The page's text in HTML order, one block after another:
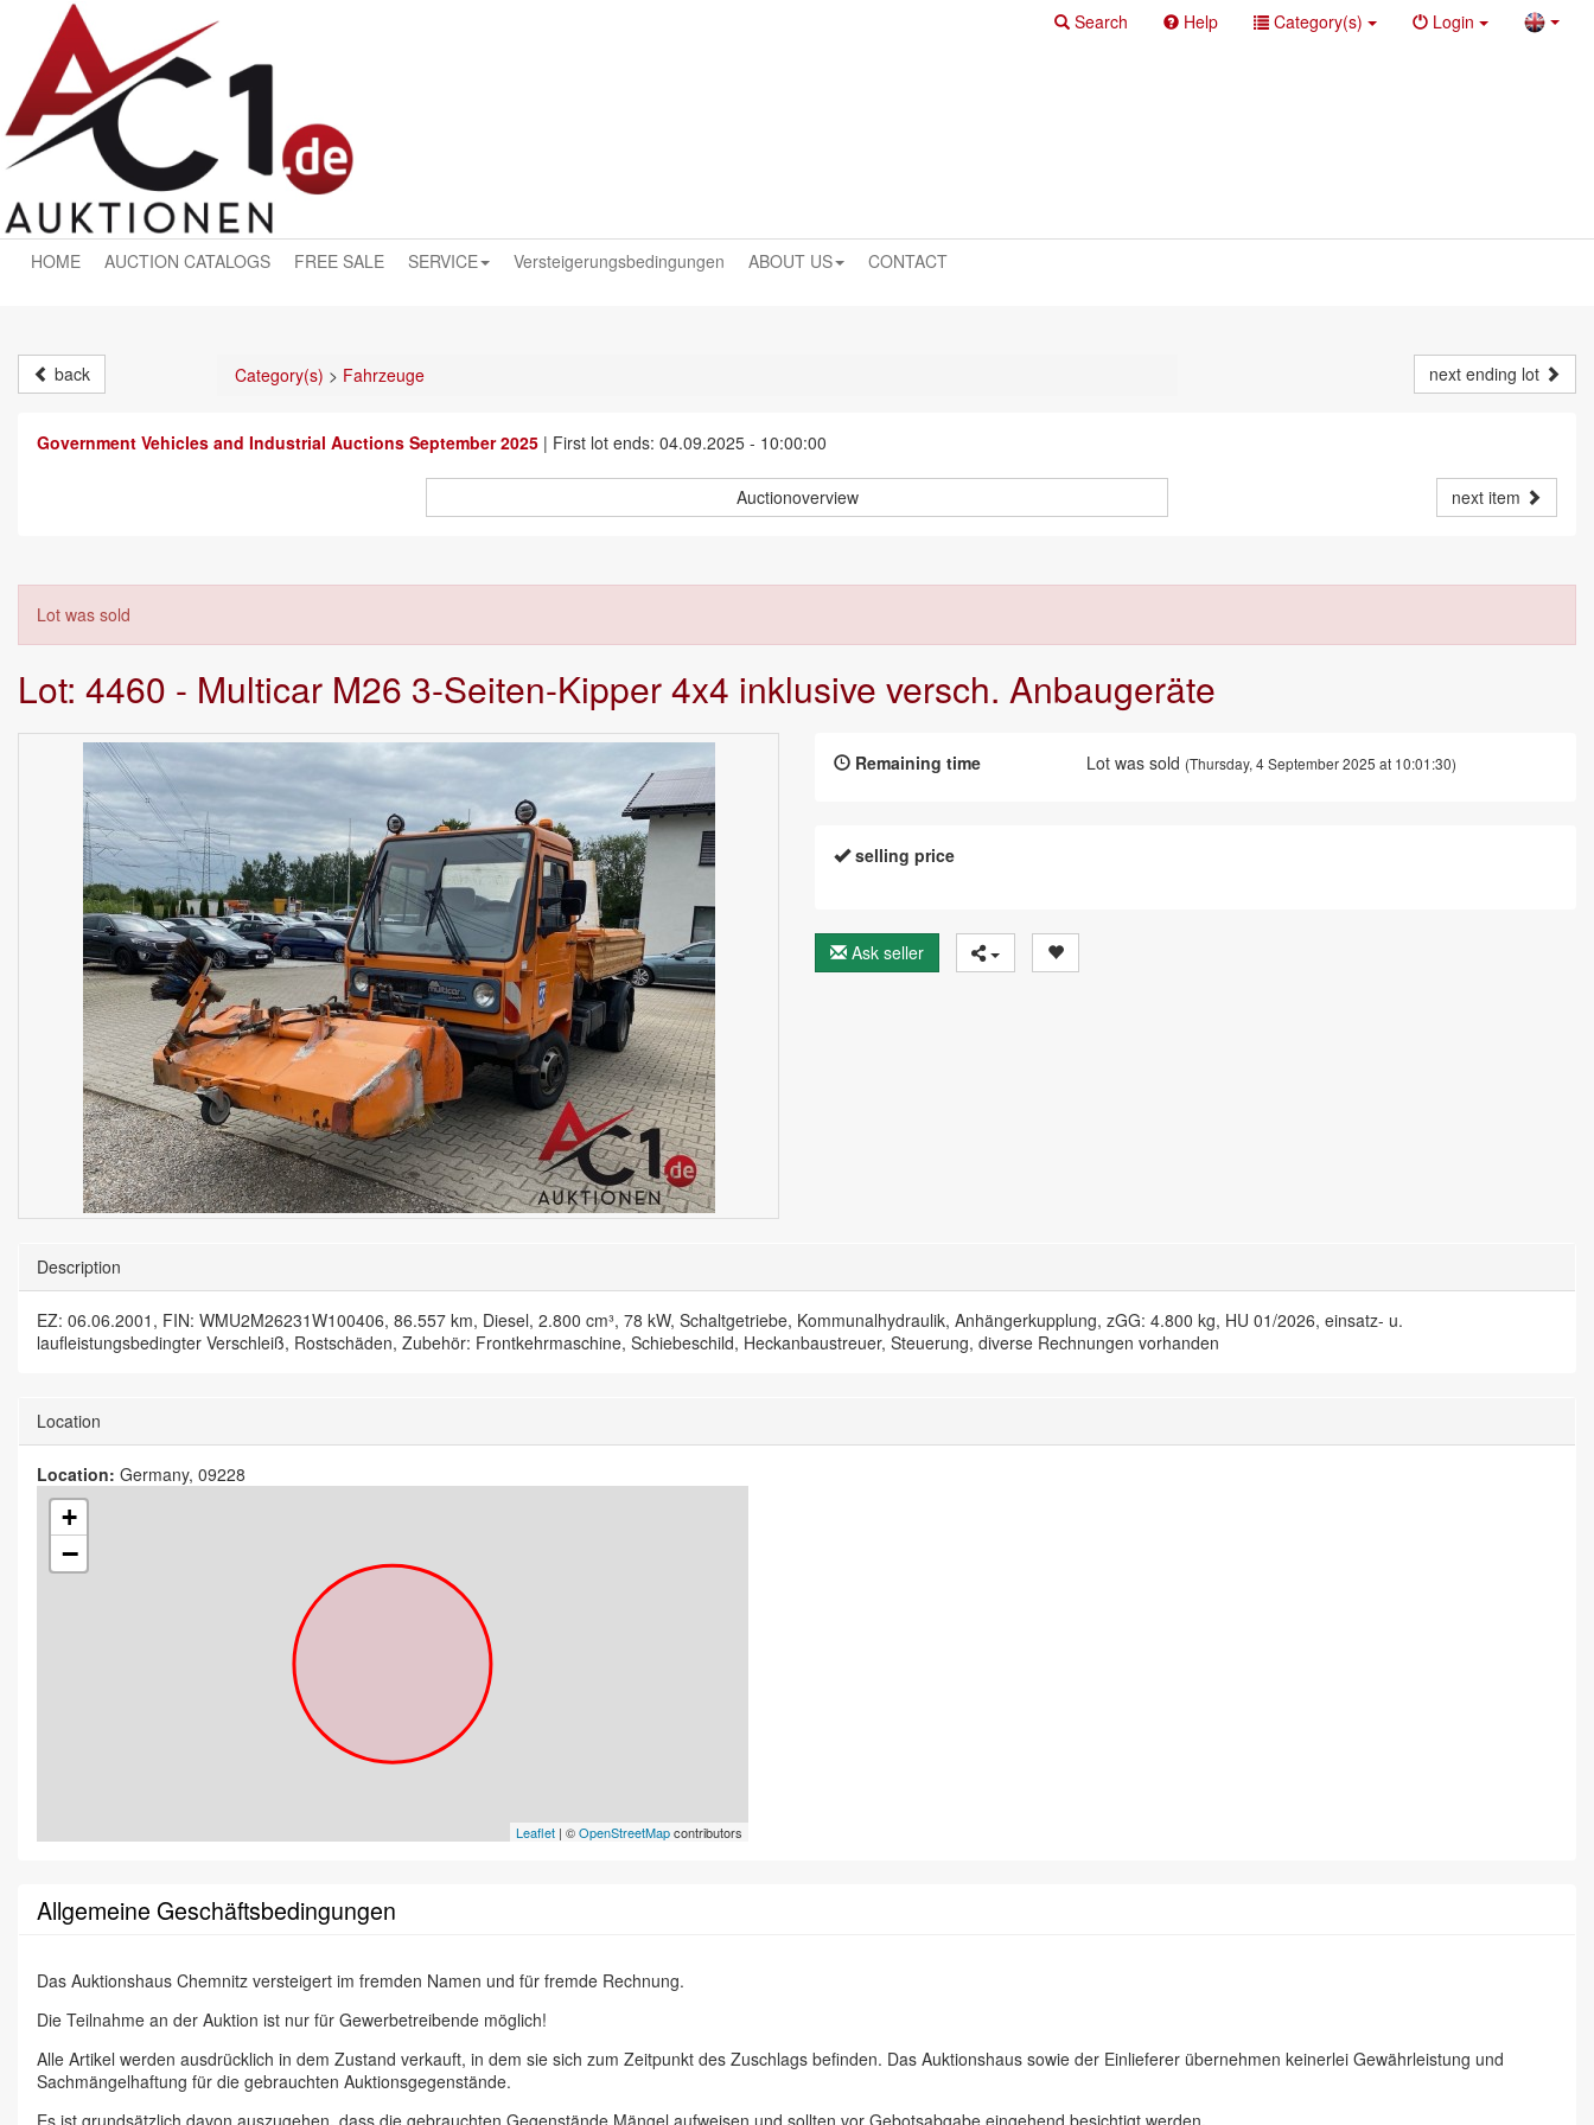
Search Help Category(s) Login
HOME AUCTION CATALOGS FREE SALE SERVICE Versteigerungsbedingungen ABOUT US CONTACT
back Category(s) > Fahrzeuge next ending lot
Government Vehicles and Industrial Auctions September 2025 | First lot ends: 04.09.2025 - 10:00:00
Auctionoverview next item
Lot was sold
Lot: 4460 - Multicar M26 3-Seiten-Kipper 4x4 inklusive versch. Anbaugeräte
Remaining time Lot was sold (Thursday, 4 September 2025 at 10:01:30)
selling price
Ask seller
Description
EZ: 06.06.2001, FIN: WMU2M26231W100406, 86.557 km, Diesel, 2.800 cm³, 78 kW, Schaltgetriebe, Kommunalhydraulik, Anhängerkupplung, zGG: 4.800 kg, HU 01/2026, einsatz- u.
laufleistungsbedingter Verschleiß, Rostschäden, Zubehör: Frontkehrmaschine, Schiebeschild, Heckanbaustreuer, Steuerung, diverse Rechnungen vorhanden
Location
Location: Germany, 09228
+
−
Leaflet | ©OpenStreetMapcontributors
Allgemeine Geschäftsbedingungen
Das Auktionshaus Chemnitz versteigert im fremden Namen und für fremde Rechnung.
Die Teilnahme an der Auktion ist nur für Gewerbetreibende möglich!
Alle Artikel werden ausdrücklich in dem Zustand verkauft, in dem sie sich zum Zeitpunkt des Zuschlags befinden. Das Auktionshaus sowie der Einlieferer übernehmen keinerlei Gewährleistung und
Sachmängelhaftung für die gebrauchten Auktionsgegenstände.